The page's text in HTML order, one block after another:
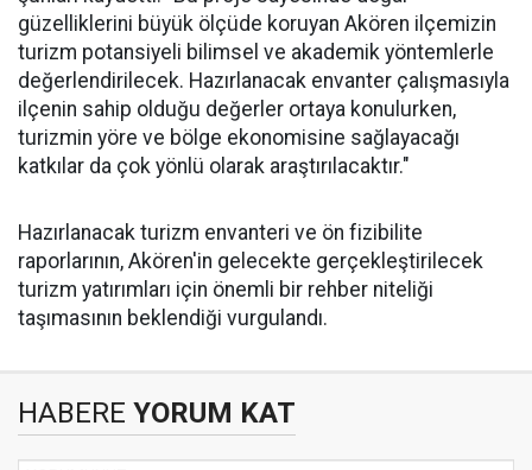
güzelliklerini büyük ölçüde koruyan Akören ilçemizin
turizm potansiyeli bilimsel ve akademik yöntemlerle
değerlendirilecek. Hazırlanacak envanter çalışmasıyla
ilçenin sahip olduğu değerler ortaya konulurken,
turizmin yöre ve bölge ekonomisine sağlayacağı
katkılar da çok yönlü olarak araştırılacaktır."
Hazırlanacak turizm envanteri ve ön fizibilite
raporlarının, Akören'in gelecekte gerçekleştirilecek
turizm yatırımları için önemli bir rehber niteliği
taşımasının beklendiği vurgulandı.
HABERE YORUM KAT